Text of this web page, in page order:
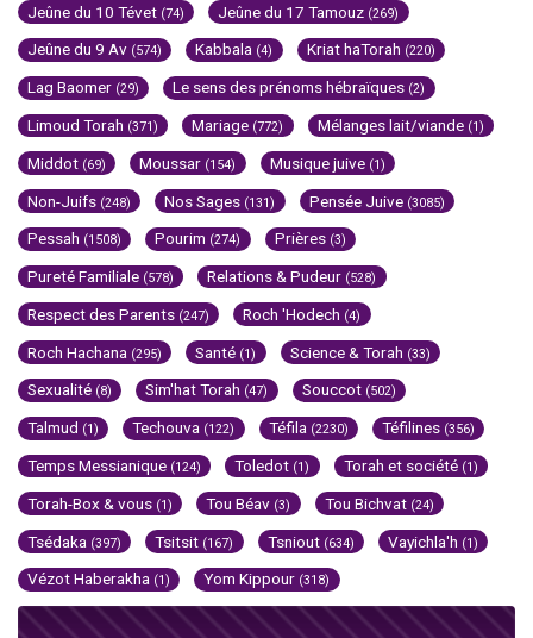
Jeûne du 10 Tévet (74) Jeûne du 17 Tamouz (269)
Jeûne du 9 Av (574) Kabbala (4) Kriat haTorah (220)
Lag Baomer (29) Le sens des prénoms hébraïques (2)
Limoud Torah (371) Mariage (772) Mélanges lait/viande (1)
Middot (69) Moussar (154) Musique juive (1)
Non-Juifs (248) Nos Sages (131) Pensée Juive (3085)
Pessah (1508) Pourim (274) Prières (3)
Pureté Familiale (578) Relations & Pudeur (528)
Respect des Parents (247) Roch 'Hodech (4)
Roch Hachana (295) Santé (1) Science & Torah (33)
Sexualité (8) Sim'hat Torah (47) Souccot (502)
Talmud (1) Techouva (122) Téfila (2230) Téfilines (356)
Temps Messianique (124) Toledot (1) Torah et société (1)
Torah-Box & vous (1) Tou Béav (3) Tou Bichvat (24)
Tsédaka (397) Tsitsit (167) Tsniout (634) Vayichla'h (1)
Vézot Haberakha (1) Yom Kippour (318)